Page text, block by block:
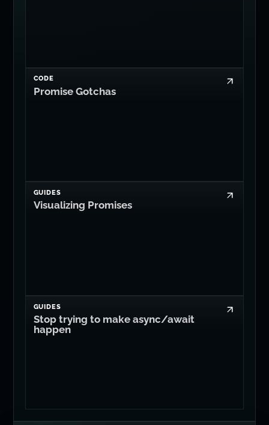
CODE
Promise Gotchas
GUIDES
Visualizing Promises
GUIDES
Stop trying to make async/await
happen